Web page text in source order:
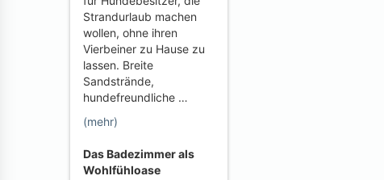
Strandurlaub machen
wollen, ohne ihren
Vierbeiner zu Hause zu
lassen. Breite
Sandstrände,
hundefreundliche …
(mehr)
Das Badezimmer als
Wohlfühloase